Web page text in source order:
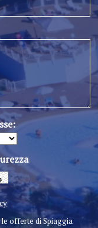
offerte di Spiaggia